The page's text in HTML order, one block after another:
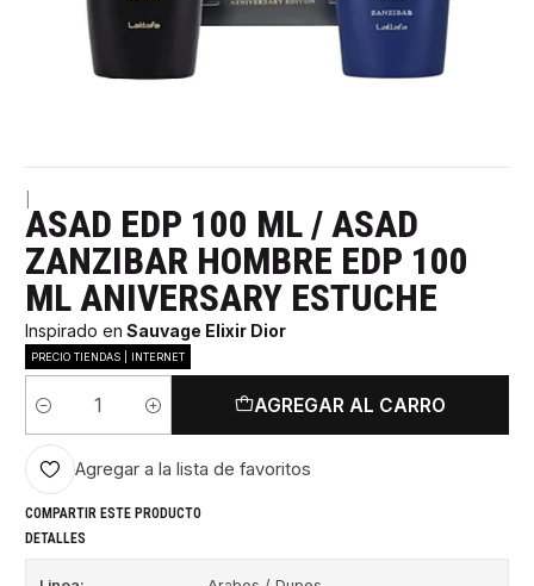
ASAD EDP 100 ML / ASAD
ZANZIBAR HOMBRE EDP 100
ML ANIVERSARY ESTUCHE
Inspirado en Sauvage Elixir Dior
PRECIO TIENDAS | INTERNET
Cantidad
AGREGAR AL CARRO
Agregar a la lista de favoritos
COMPARTIR ESTE PRODUCTO
DETALLES